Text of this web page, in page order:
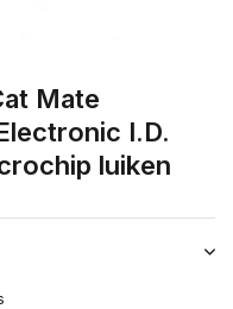
Mate
I.D.
luiken